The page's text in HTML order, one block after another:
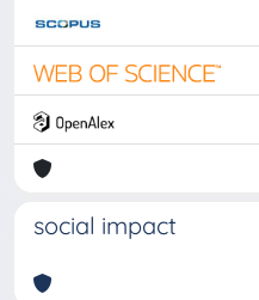
social impact